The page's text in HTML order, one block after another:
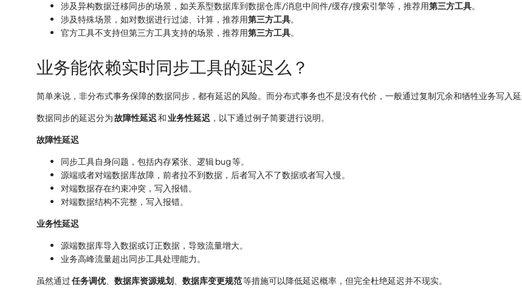
涉及异构数据迁移同步的场景，如关系型数据库到数据仓库/消息中间件/缓存/搜索引擎等，推荐用第三方工具。
涉及特殊场景，如对数据进行过滤、计算，推荐用第三方工具。
官方工具不支持但第三方工具支持的场景，推荐用第三方工具。
业务能依赖实时同步工具的延迟么？
简单来说，非分布式事务保障的数据同步，都有延迟的风险。而分布式事务也不是没有代价，一般通过复制冗余和牺牲业务写入延
数据同步的延迟分为故障性延迟和业务性延迟 ，以下通过例子简要进行说明。
故障性延迟
同步工具自身问题，包括内存紧张、逻辑 bug 等。
源端或者对端数据库故障，前者拉不到数据，后者写入不了数据或者写入慢。
对端数据存在约束冲突，写入报错。
对端数据结构不完整，写入报错。
业务性延迟
源端数据库导入数据或订正数据，导致流量增大。
业务高峰流量超出同步工具处理能力。
虽然通过任务调优 数据库资源规划 数据库变更规范等措施可以降低延迟概率，但完全杜绝延迟并不现实。